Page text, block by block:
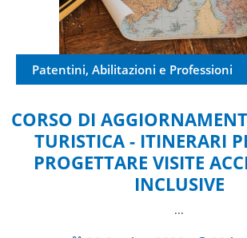
Patentini, Abilitazioni e Professioni
CORSO DI
TURISTICA - ITINERARI
PROGETTARE VISITE
INCLUSIVE
...